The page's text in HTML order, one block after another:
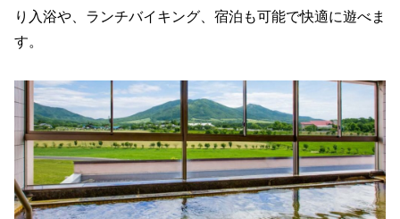
り入浴や、ランチバイキング、宿泊も可能で快適に遊べま
す。